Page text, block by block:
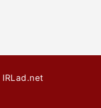
IRLad.net